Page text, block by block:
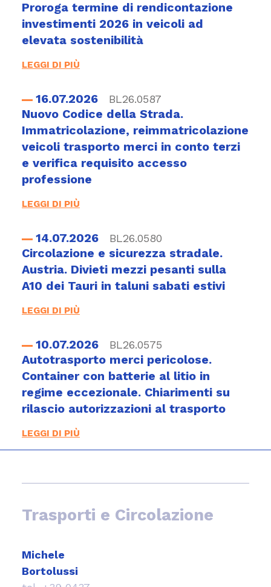
Proroga termine di rendicontazione
investimenti 2026 in veicoli ad
elevata sostenibilità
LEGGI DI PIÙ
16.07.2026 BL26.0587
Nuovo Codice della Strada.
Immatricolazione, reimmatricolazione
veicoli trasporto merci in conto terzi
e verifica requisito accesso
professione
LEGGI DI PIÙ
14.07.2026 BL26.0580
Circolazione e sicurezza stradale.
Austria. Divieti mezzi pesanti sulla
A10 dei Tauri in taluni sabati estivi
LEGGI DI PIÙ
10.07.2026 BL26.0575
Autotrasporto merci pericolose.
Container con batterie al litio in
regime eccezionale. Chiarimenti su
rilascio autorizzazioni al trasporto
LEGGI DI PIÙ
Trasporti e Circolazione
Michele
Bortolussi